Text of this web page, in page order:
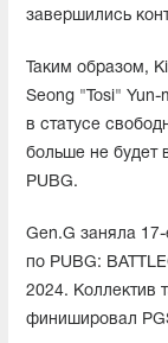
завершились
Таким образом,
Seong "Tosi" Yun-
в статусе
больше не будет
PUBG.
Gen.G заняла
по PUBG:
2024. Коллектив
финишировал